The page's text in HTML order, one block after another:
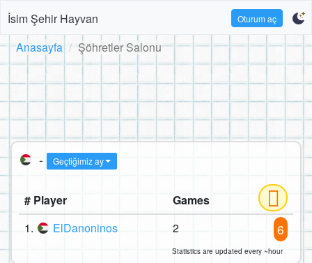
İsim Şehir Hayvan Oturum aç
Anasayfa Şöhretler Salonu
- Geçtiğimiz ay
# Player
Games
1.
ElDanoninos 2 6
Statistics are updated every ~hour